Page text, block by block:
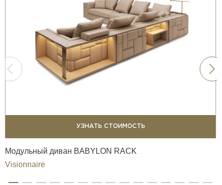
УЗНАТЬ СТОИМОСТЬ
Модульный диван BABYLON RACK
Visionnaire